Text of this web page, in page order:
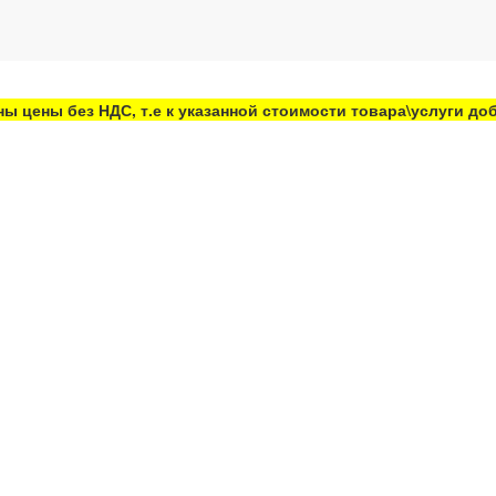
цены без НДС, т.е к указанной стоимости товара\услуги